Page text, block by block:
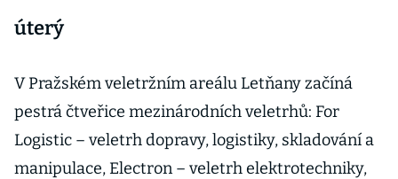
úterý
V Pražském veletržním areálu Letňany začíná
pestrá čtveřice mezinárodních veletrhů: For
Logistic – veletrh dopravy, logistiky, skladování a
manipulace, Electron – veletrh elektrotechniky,